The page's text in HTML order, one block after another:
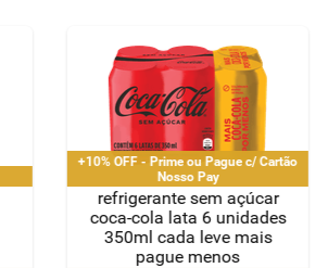
+10% OFF - Prime ou Pague c/ Cartão
Nosso Pay
refrigerante sem açúcar
coca-cola lata 6 unidades
350ml cada leve mais
pague menos